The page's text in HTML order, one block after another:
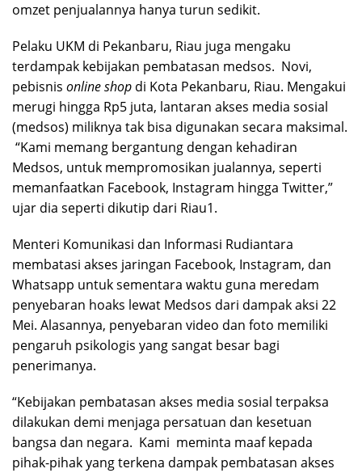
omzet penjualannya hanya turun sedikit.
Pelaku UKM di Pekanbaru, Riau juga mengaku
terdampak kebijakan pembatasan medsos. Novi,
pebisnis online shop di Kota Pekanbaru, Riau. Mengakui
merugi hingga Rp5 juta, lantaran akses media sosial
(medsos) miliknya tak bisa digunakan secara maksimal.
“Kami memang bergantung dengan kehadiran
Medsos, untuk mempromosikan jualannya, seperti
memanfaatkan Facebook, Instagram hingga Twitter,”
ujar dia seperti dikutip dari Riau1.
Menteri Komunikasi dan Informasi Rudiantara
membatasi akses jaringan Facebook, Instagram, dan
Whatsapp untuk sementara waktu guna meredam
penyebaran hoaks lewat Medsos dari dampak aksi 22
Mei. Alasannya, penyebaran video dan foto memiliki
pengaruh psikologis yang sangat besar bagi
penerimanya.
“Kebijakan pembatasan akses media sosial terpaksa
dilakukan demi menjaga persatuan dan kesetuan
bangsa dan negara. Kami meminta maaf kepada
pihak-pihak yang terkena dampak pembatasan akses